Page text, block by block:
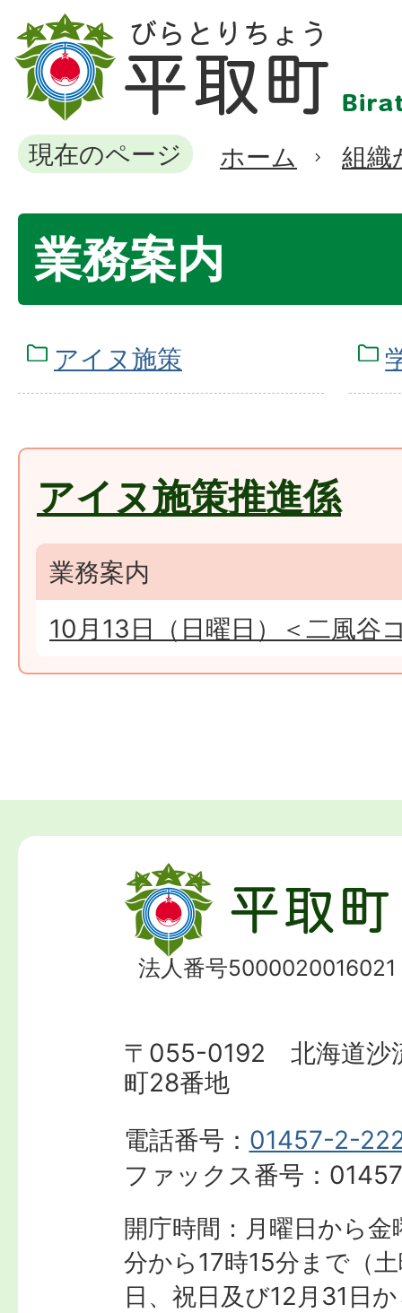
現在のページ ホーム 組織
業務案内
アイヌ施策
アイヌ施策推進係
業務案内
10月13日（日曜日）＜二風谷
法人番号5000020016021
〒055-0192 北海道沙
町28番地
電話番号： 01457-2-
ファックス番号：
開庁時間：月曜日から
分から17時15分まで（
日、祝日及び12月31日